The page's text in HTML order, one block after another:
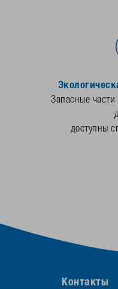
Запасные
доступны
Контакты